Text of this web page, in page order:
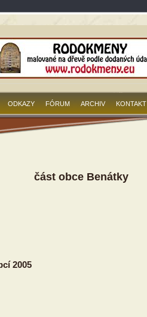
ODKAZY FÓRUM ARCHIV KONTAKT
část obce Benátky
2005